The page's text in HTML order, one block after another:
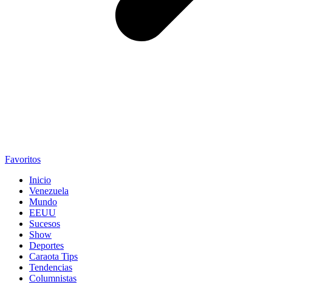
Favoritos
Inicio
Venezuela
Mundo
EEUU
Sucesos
Show
Deportes
Caraota Tips
Tendencias
Columnistas